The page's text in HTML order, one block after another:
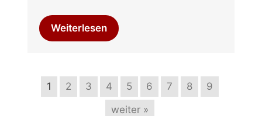
Weiterlesen
1 2 3 4 5 6 7 8
9
weiter »